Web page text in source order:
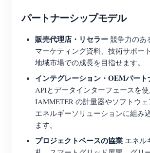
パートナーシップモデル
販売代理店・リセラー 競争力のあ
マーケティング資料、技術サポー
地域市場での成長を目指せます。
インテグレーション・OEMパート
APIとデータインターフェースを使
IAMMETER の計量器やソフトウ
エネルギーソリューションに組み
ます。
プロジェクトベースの協業 エネル